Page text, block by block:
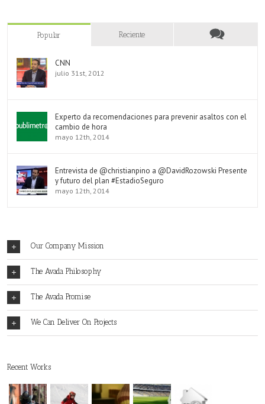
Popular Reciente
CNN
julio 31st, 2012
Experto da recomendaciones para prevenir asaltos con el
cambio de hora
mayo 12th, 2014
Entrevista de @christianpino a @DavidRozowski Presente
y futuro del plan #EstadioSeguro
mayo 12th, 2014
Our Company Mission
The Avada Philosophy
The Avada Promise
We Can Deliver On Projects
Recent Works